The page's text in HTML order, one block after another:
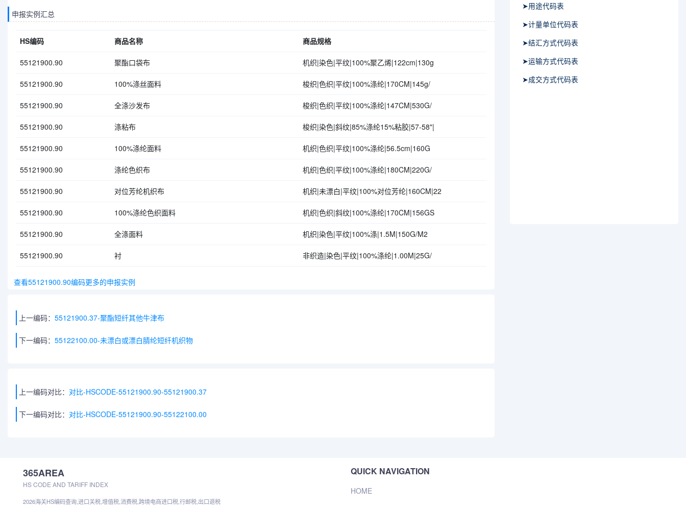
申报实例汇总
HS编码 商品名称 商品规格
55121900.90 聚酯口袋布 机织|染色|平纹|100%聚乙烯|122cm|130g
55121900.90 100%涤丝面料 梭织|色织|平纹|100%涤纶|170CM|145g/
55121900.90 全涤沙发布 梭织|色织|平纹|100%涤纶|147CM|530G/
55121900.90 涤粘布 梭织|染色|斜纹|85%涤纶15%粘胶|57-58"|
55121900.90 100%涤纶面料 机织|色织|平纹|100%涤纶|56.5cm|160G
55121900.90 涤纶色织布 机织|色织|平纹|100%涤纶|180CM|220G/
55121900.90 对位芳纶机织布 机织|未漂白|平纹|100%对位芳纶|160CM|22
55121900.90 100%涤纶色织面料 机织|色织|斜纹|100%涤纶|170CM|156GS
55121900.90 全涤面料 机织|染色|平纹|100%涤|1.5M|150G/M2
55121900.90 衬 非织造|染色|平纹|100%涤纶|1.00M|25G/
查看55121900.90编码更多的申报实例
上一编码： 55121900.37-聚酯短纤其他牛津布
下一编码： 55122100.00-未漂白或漂白腈纶短纤机织物
上一编码对比： 对比-HSCODE-55121900.90-55121900.37
下一编码对比： 对比-HSCODE-55121900.90-55122100.00
➤用途代码表
➤计量单位代码表
➤结汇方式代码表
➤运输方式代码表
➤成交方式代码表
365AREA
HS CODE AND TARIFF INDEX
2026海关HS编码查询,进口关税,增值税,消费税,跨境电商进口税,行邮税,出口退税
QUICK NAVIGATION
HOME